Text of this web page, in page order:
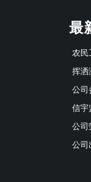
最
农
挥洒
公司
信宇
公司
公